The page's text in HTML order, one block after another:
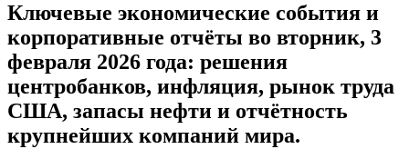
Ключевые экономические события и
корпоративные отчёты во вторник, 3
февраля 2026 года: решения
центробанков, инфляция, рынок труда
США, запасы нефти и отчётность
крупнейших компаний мира.